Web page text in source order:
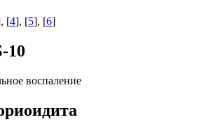
[4], [5], [6]
10
воспаление